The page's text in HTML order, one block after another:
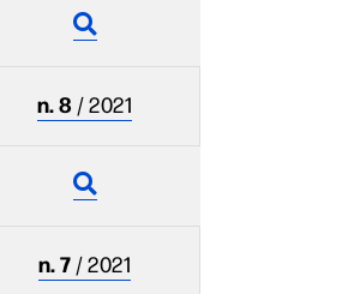
n. 8 / 2021
n. 7 / 2021